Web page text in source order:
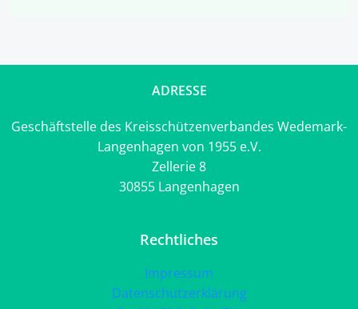
ADRESSE
Geschäftstelle des Kreisschützenverbandes Wedemark-
Langenhagen von 1955 e.V.
Zellerie 8
30855 Langenhagen
Rechtliches
Impressum
Datenschutzerklärung